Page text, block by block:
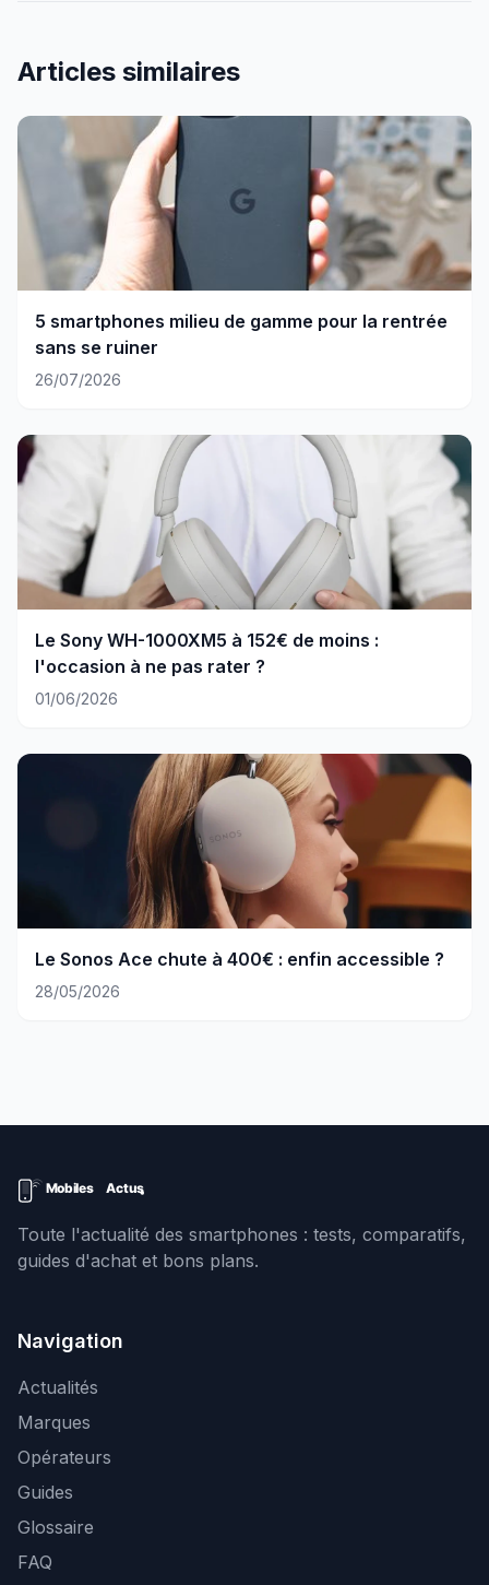
Articles similaires
5 smartphones milieu de gamme pour la rentrée
sans se ruiner
26/07/2026
Le Sony WH-1000XM5 à 152€ de moins :
l'occasion à ne pas rater ?
01/06/2026
Le Sonos Ace chute à 400€ : enfin accessible ?
28/05/2026
Toute l'actualité des smartphones : tests, comparatifs,
guides d'achat et bons plans.
Navigation
Actualités
Marques
Opérateurs
Guides
Glossaire
FAQ